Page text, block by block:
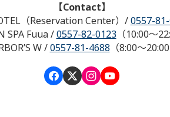
【Contact】
（Reservation Center） / 0557-
SPA Fuua/ 0557-82-0123（10:00～
W/ 0557-81-4688 （8:00～20:00